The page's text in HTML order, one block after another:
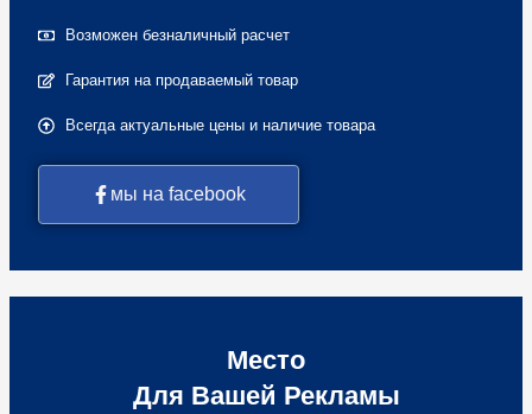
Возможен безналичный расчет
Гарантия на продаваемый товар
Всегда актуальные цены и наличие товара
мы на facebook
Место
Для Вашей Рекламы